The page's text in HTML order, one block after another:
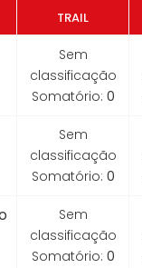
TRAIL
Sem
classificação
Somatório: 0
Sem
classificação
Somatório: 0
Sem
classificação
Somatório: 0